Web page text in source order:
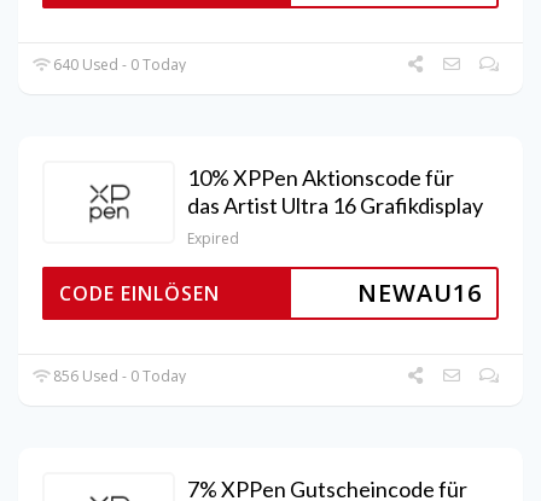
640 Used - 0 Today
10% XPPen Aktionscode für
das Artist Ultra 16 Grafikdisplay
Expired
NEWAU16
CODE EINLÖSEN
856 Used - 0 Today
7% XPPen Gutscheincode für